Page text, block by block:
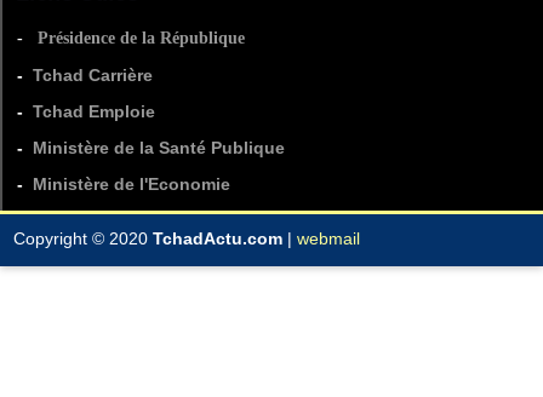
- Présidence de la République
- Tchad Carrière
- Tchad Emploie
- Ministère de la Santé Publique
- Ministère de l'Economie
Copyright © 2020 TchadActu.com | webmail